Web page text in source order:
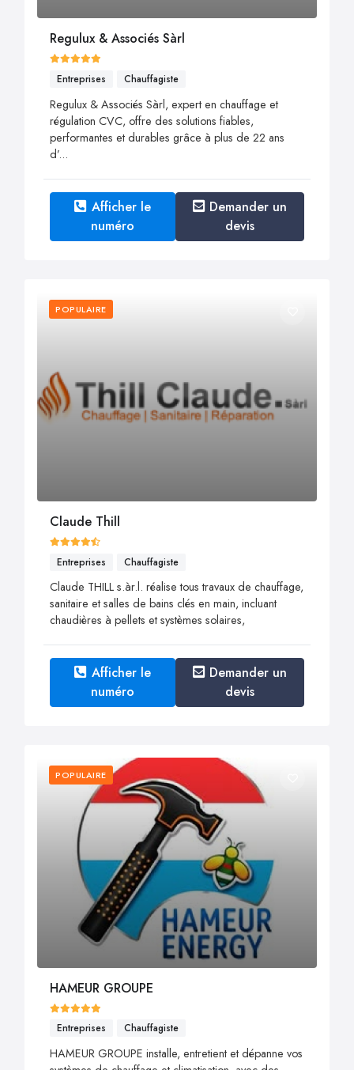
Regulux & Associés Sàrl
Entreprises Chauffagiste
Regulux & Associés Sàrl, expert en chauffage et
régulation CVC, offre des solutions fiables,
performantes et durables grâce à plus de 22 ans
d’...
Afficher le
numéro
Demander un
devis
POPULAIRE
Claude Thill
Entreprises Chauffagiste
Claude THILL s.àr.l. réalise tous travaux de chauffage,
sanitaire et salles de bains clés en main, incluant
chaudières à pellets et systèmes solaires,
Afficher le
numéro
Demander un
devis
POPULAIRE
HAMEUR GROUPE
Entreprises Chauffagiste
HAMEUR GROUPE installe, entretient et dépanne vos